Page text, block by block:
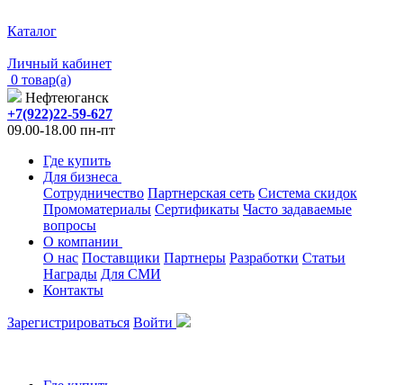
Каталог
Личный кабинет
0 товар(а)
Нефтеюганск
+7(922)22-59-627
09.00-18.00 пн-пт
Где купить
Для бизнеса
Сотрудничество Партнерская сеть Система скидок
Промоматериалы Сертификаты Часто задаваемые
вопросы
О компании
О нас Поставщики Партнеры Разработки Статьи
Награды Для СМИ
Контакты
Зарегистрироваться Войти